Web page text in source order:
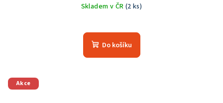
Skladem v ČR (2 ks)
Do košíku
Akce